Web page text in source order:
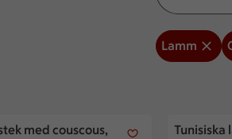
Lamm
med couscous,
med couscous, mandel ochTunisiska